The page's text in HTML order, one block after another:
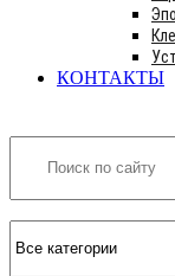
КОНТАКТЫ